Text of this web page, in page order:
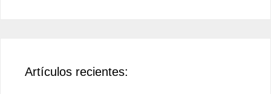
Artículos recientes: